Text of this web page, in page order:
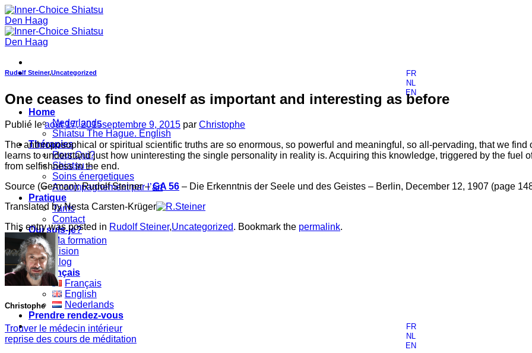
Passer
au
contenu
FR
NL
EN
Home
Nederlands
Shiatsu The Hague. English
Thérapies
Pour Qui?
Shiatsu –
Soins énergetiques
Accompagnement par l’art
Pratique
Tarifs
Contact
Qui suis-je?
Ma formation
Vision
Blog
Français
Français
English
Nederlands
Prendre rendez-vous
FR
NL
EN
Rudolf Steiner,Uncategorized
One ceases to find oneself as important and interesting as before
Publié leaoût 17, 2015septembre 9, 2015 par Christophe
The anthroposophical or spiritual scientific truths are so enormous, so powerful and meaningful, so all-pervading, that we
learns to understand just how uninteresting the single personality in reality is. Acquiring this knowledge, triggered by the fuel
from selfishness in the end.
Source (German): Rudolf Steiner –GA 56 – Die Erkenntnis der Seele und des Geistes – Berlin, December 12, 1907 (page
Translated by Nesta Carsten-Krüger
This entry was posted in Rudolf Steiner,Uncategorized. Bookmark the permalink.
Christophe
Trouver le médecin intérieur
reprise des cours de méditation